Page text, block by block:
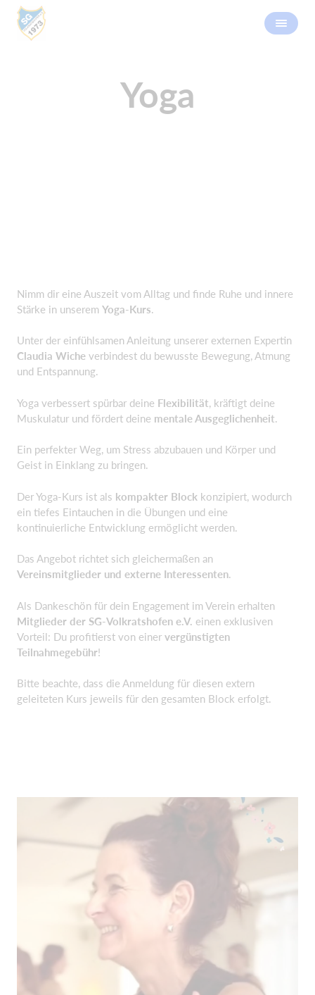
Yoga
Nimm dir eine Auszeit vom Alltag und finde Ruhe und innere
Stärke in unserem Yoga-Kurs
Unter der einfühlsamen Anleitung unserer externen Expertin
Claudia Wiche verbindest du bewusste Bewegung, Atmung
und Entspannung.
Yoga verbessert spürbar deine Flexibilität , kräftigt deine
Muskulatur und fördert deine mentale Ausgeglichenheit
Ein perfekter Weg, um Stress abzubauen und Körper und
Geist in Einklang zu bringen.
Der Yoga-Kurs ist als kompakter Block konzipiert, wodurch
ein tiefes Eintauchen in die Übungen und eine
kontinuierliche Entwicklung ermöglicht werden.
Das Angebot richtet sich gleichermaßen an
Vereinsmitglieder und externe Interessenten.
Als Dankeschön für dein Engagement im Verein erhalten
Mitglieder der SG-Volkratshofen e.V. einen exklusiven
Vorteil: Du profitierst von einer vergünstigten
Teilnahmegebühr!
Bitte beachte, dass die Anmeldung für diesen extern
geleiteten Kurs jeweils für den gesamten Block erfolgt.